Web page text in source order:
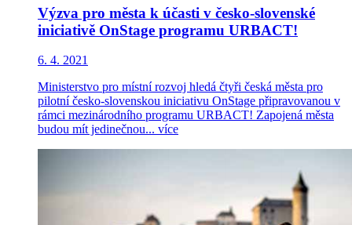
Výzva pro města k účasti v česko-slovenské
iniciativě OnStage programu URBACT!
6. 4. 2021
Ministerstvo pro místní rozvoj hledá čtyři česká města pro
pilotní česko-slovenskou iniciativu OnStage připravovanou v
rámci mezinárodního programu URBACT! Zapojená města
budou mít jedinečnou... více